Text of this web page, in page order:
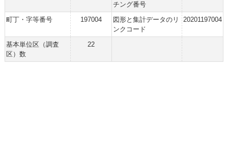
チング番号
町丁・字等番号 197004
図形と集計データのリ
ンクコード
20201197004
基本単位区（調査
区）数
22